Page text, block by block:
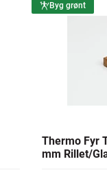
Byg grønt
Thermo Fyr
mm Rillet/